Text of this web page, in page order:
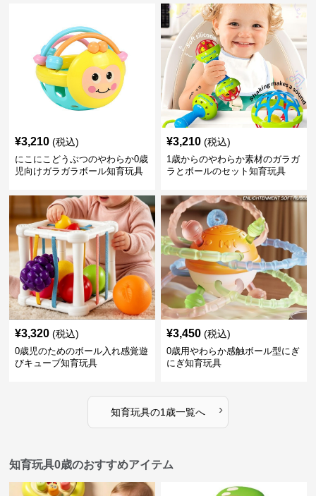
¥3,210 (税込)
にこにこどうぶつのやわらか0歳
児向けガラガラボール知育玩具
¥3,210 (税込)
1歳からのやわらか素材のガラガ
ラとボールのセット知育玩具
¥3,320 (税込)
0歳児のためのボール入れ感覚遊
びキューブ知育玩具
¥3,450 (税込)
0歳用やわらか感触ボール型にぎ
にぎ知育玩具
知育玩具の1歳一覧へ ›
知育玩具0歳のおすすめアイテム